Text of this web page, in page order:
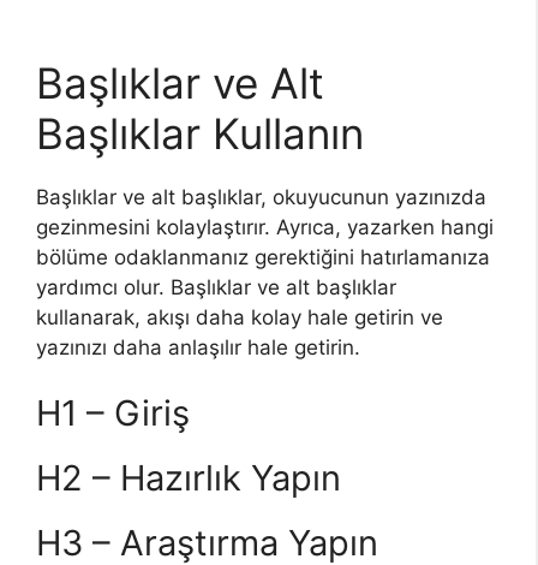
Başlıklar ve Alt
Başlıklar Kullanın
Başlıklar ve alt başlıklar, okuyucunun yazınızda
gezinmesini kolaylaştırır. Ayrıca, yazarken hangi
bölüme odaklanmanız gerektiğini hatırlamanıza
yardımcı olur. Başlıklar ve alt başlıklar
kullanarak, akışı daha kolay hale getirin ve
yazınızı daha anlaşılır hale getirin.
H1 – Giriş
H2 – Hazırlık Yapın
H3 – Araştırma Yapın